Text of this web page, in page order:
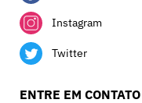
Instagram
Twitter
ENTRE EM CONTATO